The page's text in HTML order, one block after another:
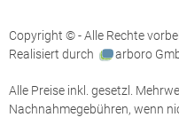
Copyright © - Alle Rechte
Realisiert durch
arboro
Alle Preise inkl. gesetzl.
Nachnahmegebühren, wenn